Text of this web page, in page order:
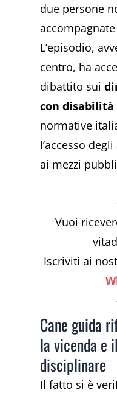
due persone
L’episodio,
centro, ha
dibattito sui
con disabilità
normative
l’accesso
ai mezzi
Vuoi
Iscriviti ai
Cane guida
la vicenda e
disciplinare
Il fatto si è